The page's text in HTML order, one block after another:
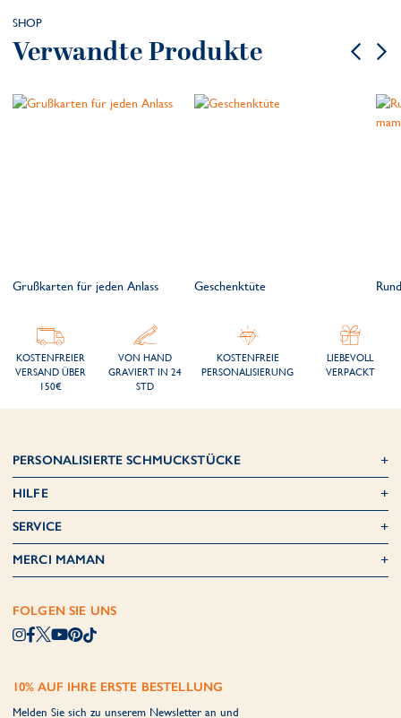
SHOP
Verwandte Produkte
Grußkarten für jeden Anlass Geschenktüte
KOSTENFREIER
VERSAND ÜBER
150€
VON HAND
GRAVIERT IN 24
STD
KOSTENFREIE
PERSONALISIERUNG
LIEBEVOLL
VERPACKT
PERSONALISIERTE SCHMUCKSTÜCKE
HILFE
SERVICE
MERCI MAMAN
FOLGEN SIE UNS
10% AUF IHRE ERSTE BESTELLUNG
Melden Sie sich zu unserem Newsletter an und